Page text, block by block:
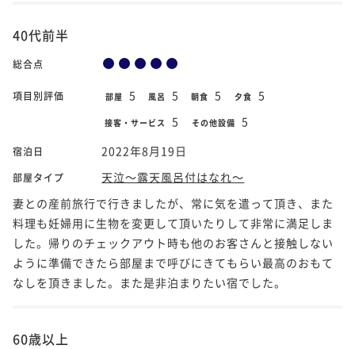
40代前半
総合点
項目別評価 部屋 5 風呂 5 朝食 5 夕食 5
接客・サービス 5 その他設備 5
宿泊日 2022年8月19日
部屋タイプ
天泣～露天風呂付はなれ～
妻との産前旅行で行きましたが、常に気を遣って頂き、また
料理も妊婦用に生物を変更して頂いたりして非常に満足しま
した。帰りのチェックアウト時も他のお客さんと接触しない
ように準備できたら部屋まで呼びにきてもらい最高のおもて
なしを頂きました。また是非泊まりたい宿でした。
60歳以上